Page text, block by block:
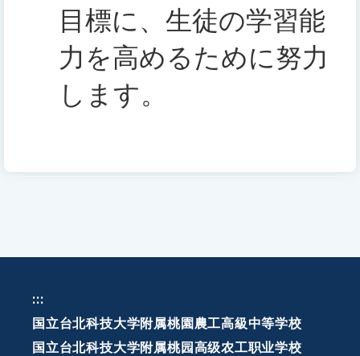
目標に、生徒の学習能
力を高めるために努力
します。
:::
国立台北科技大学附属桃園農工高級中等学校
国立台北科技大学附属桃园高级农工职业学校